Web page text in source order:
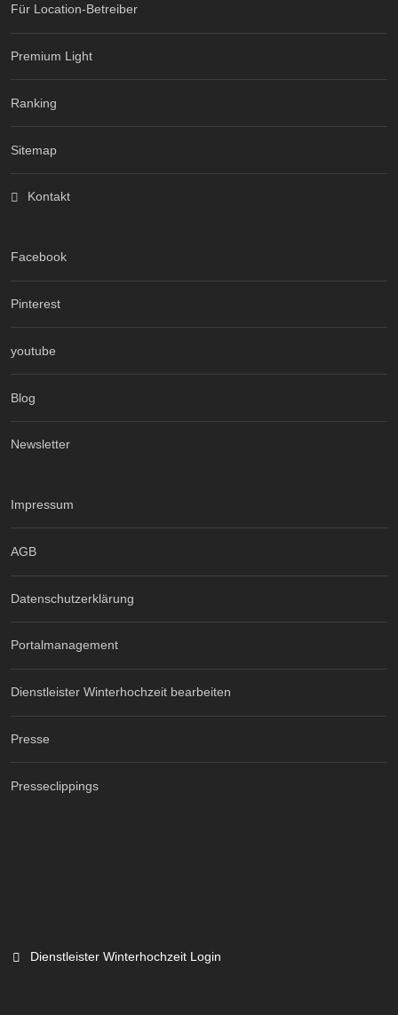
Für Location-Betreiber
Premium Light
Ranking
Sitemap
Kontakt
Facebook
Pinterest
youtube
Blog
Newsletter
Impressum
AGB
Datenschutzerklärung
Portalmanagement
Dienstleister Winterhochzeit bearbeiten
Presse
Presseclippings
Dienstleister Winterhochzeit Login